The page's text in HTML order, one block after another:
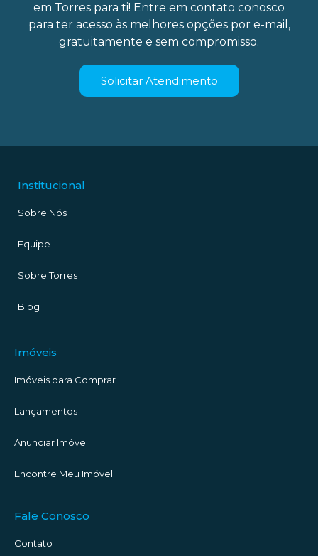
em Torres para ti! Entre em contato conosco
para ter acesso às melhores opções por e-mail,
gratuitamente e sem compromisso.
Solicitar Atendimento
Institucional
Sobre Nós
Equipe
Sobre Torres
Blog
Imóveis
Imóveis para Comprar
Lançamentos
Anunciar Imóvel
Encontre Meu Imóvel
Fale Conosco
Contato